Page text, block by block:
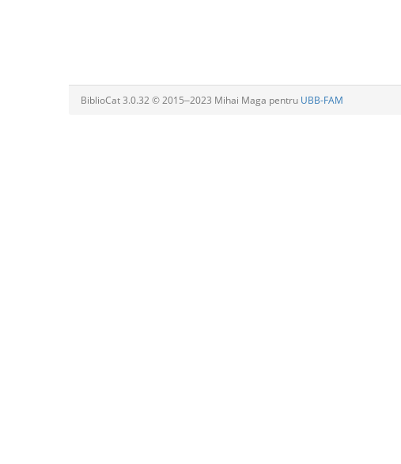
BiblioCat 3.0.32 © 2015‒2023 Mihai Maga pentru UBB-FAM